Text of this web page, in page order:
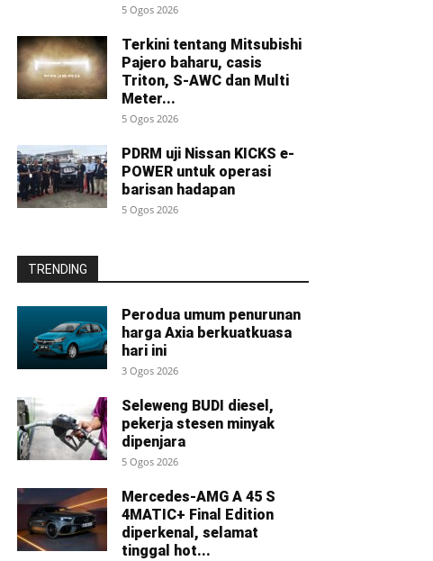
5 Ogos 2026
Terkini tentang Mitsubishi
Pajero baharu, casis
Triton, S-AWC dan Multi
Meter...
5 Ogos 2026
PDRM uji Nissan KICKS e-
POWER untuk operasi
barisan hadapan
5 Ogos 2026
TRENDING
Perodua umum penurunan
harga Axia berkuatkuasa
hari ini
3 Ogos 2026
Seleweng BUDI diesel,
pekerja stesen minyak
dipenjara
5 Ogos 2026
Mercedes-AMG A 45 S
4MATIC+ Final Edition
diperkenal, selamat
tinggal hot...